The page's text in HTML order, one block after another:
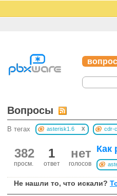
Вопросы
В тегах asterisk1.6 x cdr-
нет
голосов
1
ответ
382
просм.
Как
Не нашли то, что искали?